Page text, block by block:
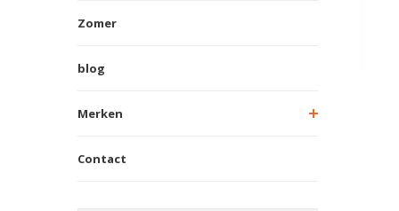
Zomer
blog
Merken
Contact